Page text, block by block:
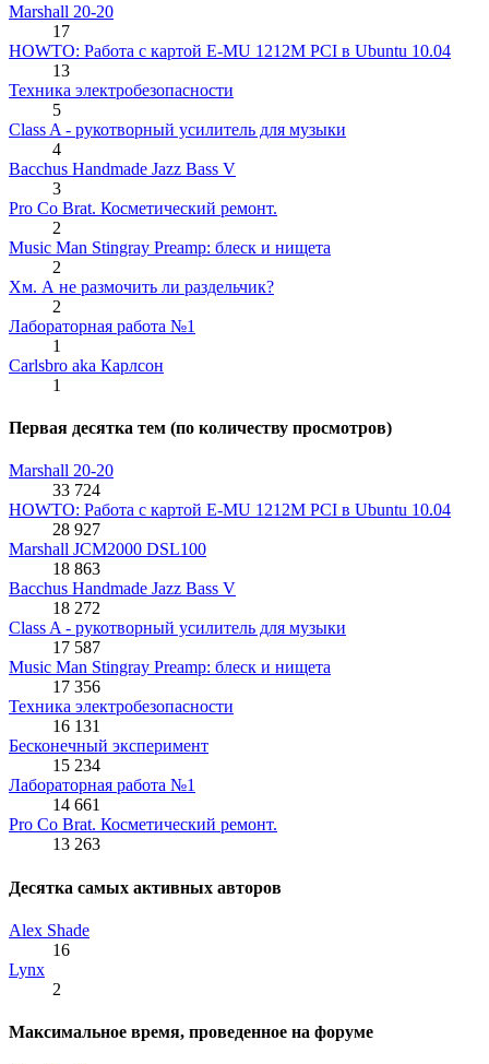
Marshall 20-20
17
HOWTO: Работа с картой E-MU 1212M PCI в Ubuntu 10.04
13
Техника электробезопасности
5
Class A - рукотворный усилитель для музыки
4
Bacchus Handmade Jazz Bass V
3
Pro Co Brat. Косметический ремонт.
2
Music Man Stingray Preamp: блеск и нищета
2
Хм. А не размочить ли раздельчик?
2
Лабораторная работа №1
1
Carlsbro aka Карлсон
1
Первая десятка тем (по количеству просмотров)
Marshall 20-20
33 724
HOWTO: Работа с картой E-MU 1212M PCI в Ubuntu 10.04
28 927
Marshall JCM2000 DSL100
18 863
Bacchus Handmade Jazz Bass V
18 272
Class A - рукотворный усилитель для музыки
17 587
Music Man Stingray Preamp: блеск и нищета
17 356
Техника электробезопасности
16 131
Бесконечный эксперимент
15 234
Лабораторная работа №1
14 661
Pro Co Brat. Косметический ремонт.
13 263
Десятка самых активных авторов
Alex Shade
16
Lynx
2
Максимальное время, проведенное на форуме